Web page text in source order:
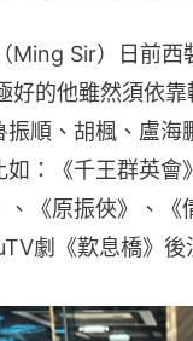
Ming Sir）日前西
好的他雖然須依
振順、胡楓、盧
如：《千王群英
、《原振俠》、
劇《歎息橋》後